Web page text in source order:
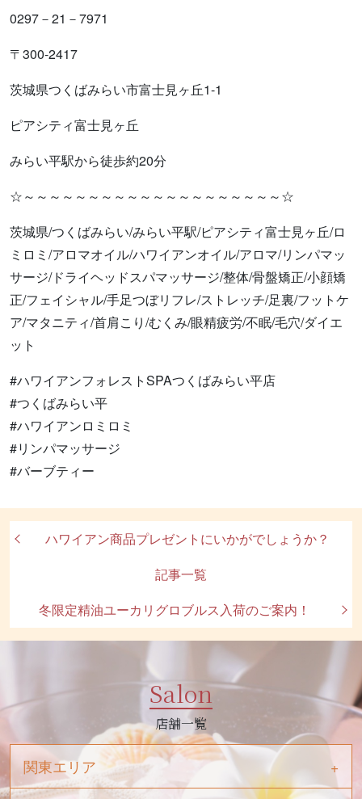
0297－21－7971
〒300-2417
茨城県つくばみらい市富士見ヶ丘1-1
ピアシティ富士見ヶ丘
みらい平駅から徒歩約20分
☆～～～～～～～～～～～～～～～～～～～～☆
茨城県/つくばみらい/みらい平駅/ピアシティ富士見ヶ丘/ロ
ミロミ/アロマオイル/ハワイアンオイル/アロマ/リンパマッ
サージ/ドライヘッドスパマッサージ/整体/骨盤矯正/小顔矯
正/フェイシャル/手足つぼリフレ/ストレッチ/足裏/フットケ
ア/マタニティ/首肩こり/むくみ/眼精疲労/不眠/毛穴/ダイエ
ット
#ハワイアンフォレストSPAつくばみらい平店
#つくばみらい平
#ハワイアンロミロミ
#リンパマッサージ
#バーブティー
ハワイアン商品プレゼントにいかがでしょうか？
記事一覧
冬限定精油ユーカリグロブルス入荷のご案内！
Salon
店舗一覧
関東エリア